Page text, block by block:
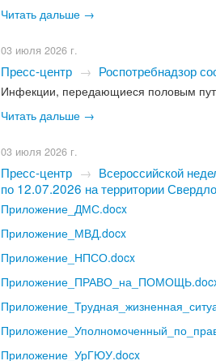
Читать дальше →
03 июля 2026 г.
Пресс-центр → Роспотребнадзор
Инфекции, передающиеся половым
Читать дальше →
03 июля 2026 г.
Пресс-центр → Всероссийской
по 12.07.2026 на территории
Приложение_ДМС.docx
Приложение_МВД.docx
Приложение_НПСО.docx
Приложение_УрГЮУ.docx